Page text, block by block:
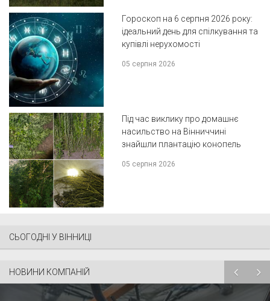
Гороскоп на 6 серпня 2026 року:
ідеальний день для спілкування та
купівлі нерухомості
05 серпня 2026
Під час виклику про домашнє
насильство на Вінниччині
знайшли плантацію конопель
05 серпня 2026
СЬОГОДНІ У ВІННИЦІ
НОВИНИ КОМПАНІЙ